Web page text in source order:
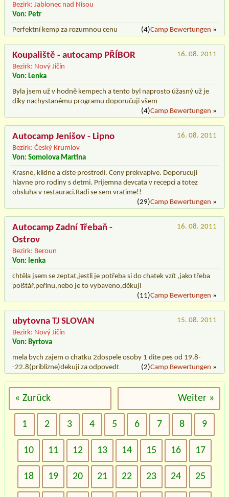
Bezirk: Jablonec nad Nisou
Von: Petr
Perfektní kemp za rozumnou cenu
(4)Camp Bewertungen »
Koupaliště - autocamp PŘÍBOR
Bezirk: Nový Jičín
16. 08. 2011
Von: Lenka
Byla jsem už v hodně kempech a tento byl naprosto úžasný už je
díky nachystanému programu doporučuji všem
(4)Camp Bewertungen »
Autocamp Jenišov - Lipno
Bezirk: Český Krumlov
16. 08. 2011
Von: Somolova Martina
Krasne, klidne a ciste prostredi. Ceny prekvapive. Doporucuji
hlavne pro rodiny s detmi. Prijemna devcata v recepci a totez
obsluha v restauraci.Radi se sem vratime!!
(29)Camp Bewertungen »
Autocamp Zadní Třebaň -
Ostrov
Bezirk: Beroun
16. 08. 2011
Von: lenka
chtěla jsem se zeptat,jestli je potřeba si do chatek vzít ,jako třeba
polštář,peřinu,nebo je to vybaveno,děkuji
(11)Camp Bewertungen »
ubytovna TJ SLOVAN
Bezirk: Nový Jičín
15. 08. 2011
Von: Byrtova
mela bych zajem o chatku 2dospele osoby 1 dite pes od 19.8-
-22.8(priblizne)dekuji za odpovedt
(2)Camp Bewertungen »
« Zurück Weiter »
1 2 3 4 5 6 7 8 9
10 11 12 13 14 15 16 17
18 19 20 21 22 23 24 25